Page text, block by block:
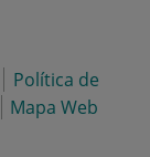
Política de
Mapa Web